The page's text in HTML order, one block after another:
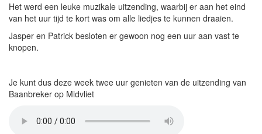
Het werd een leuke muzikale uitzending, waarbij er aan het eind
van het uur tijd te kort was om alle liedjes te kunnen draaien.
Jasper en Patrick besloten er gewoon nog een uur aan vast te
knopen.
Je kunt dus deze week twee uur genieten van de uitzending van
Baanbreker op Midvliet